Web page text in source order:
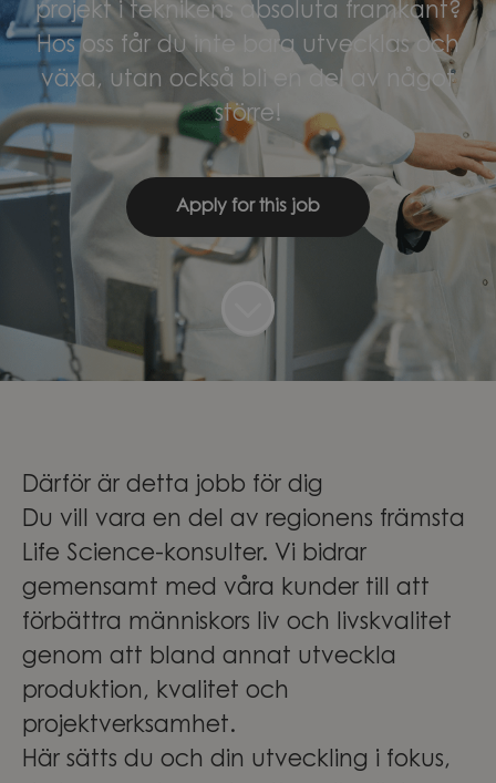
projekt i teknikens absoluta framkant?
Hos oss får du inte bara utvecklas och
växa, utan också bli en del av något
större!
Apply for this job
Därför är detta jobb för dig
Du vill vara en del av regionens främsta
Life Science-konsulter. Vi bidrar
gemensamt med våra kunder till att
förbättra människors liv och livskvalitet
genom att bland annat utveckla
produktion, kvalitet och
projektverksamhet.
Här sätts du och din utveckling i fokus,